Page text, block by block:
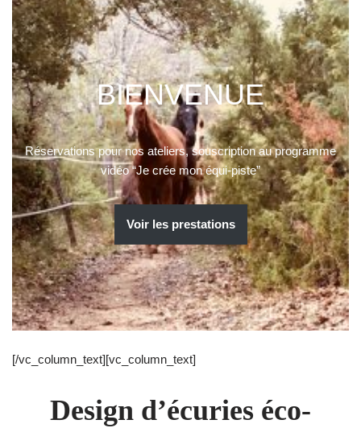
BIENVENUE
Réservations pour nos ateliers, souscription au programme
vidéo “Je crée mon équi-piste”
Voir les prestations
[/vc_column_text][vc_column_text]
Design d’écuries éco-